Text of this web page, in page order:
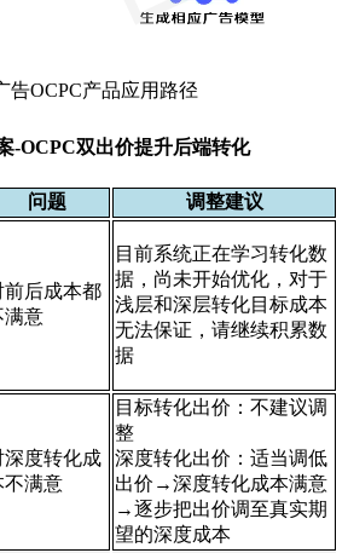
告OCPC产品应用路径
-OCPC双出价提升后端转化
问题 调整建议
前后成本都
满意
目前系统正在学习转化数
据，尚未开始优化，对于
浅层和深层转化目标成本
无法保证，请继续积累数
据
深度转化成
不满意
目标转化出价：不建议调
整
深度转化出价：适当调低
出价→深度转化成本满意
→逐步把出价调至真实期
望的深度成本